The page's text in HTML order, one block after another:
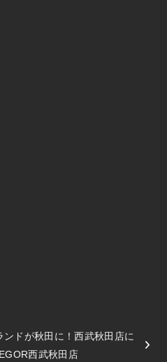
ンドが秋田に！西武秋田店に
西武秋田店